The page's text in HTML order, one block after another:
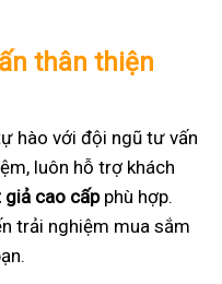
thân thiện
hào với đội ngũ tư vấn
luôn hỗ trợ khách
cao cấpphù hợp.
trải nghiệm mua sắm